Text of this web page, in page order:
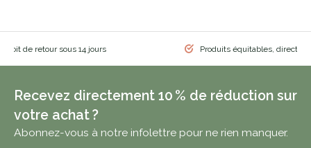
de retour sous 14 jours Produits équitables,
Recevez directement 10 % de réduction sur
votre achat ?
Abonnez-vous à notre infolettre pour ne rien manquer.